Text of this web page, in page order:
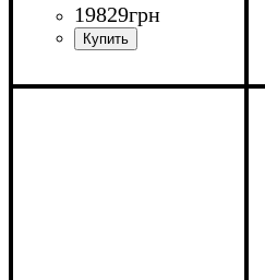
19829грн
Ширина: 323,4 см